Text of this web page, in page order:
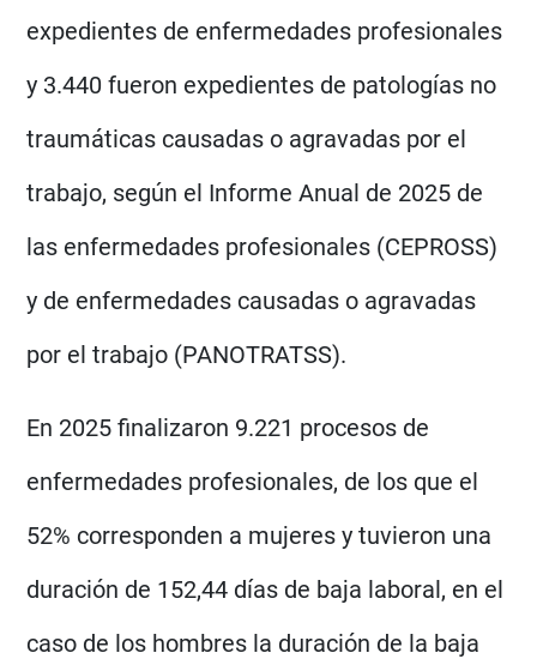
expedientes de enfermedades profesionales
y 3.440 fueron expedientes de patologías no
traumáticas causadas o agravadas por el
trabajo, según el Informe Anual de 2025 de
las enfermedades profesionales (CEPROSS)
y de enfermedades causadas o agravadas
por el trabajo (PANOTRATSS).
En 2025 finalizaron 9.221 procesos de
enfermedades profesionales, de los que el
52% corresponden a mujeres y tuvieron una
duración de 152,44 días de baja laboral, en el
caso de los hombres la duración de la baja